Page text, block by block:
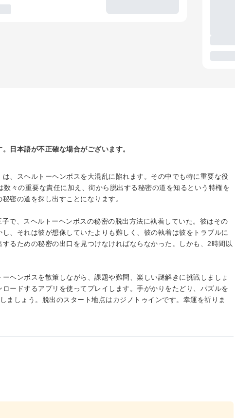
日本語が不正確な場合がございます。
、スヘルトーヘンボスを大混乱に陥れます。その中でも特に重要な役
々の重要な責任に加え、街から脱出する秘密の道を知るという特権を
密の道を探し出すことになります。
で、スヘルトーヘンボスの秘密の脱出方法に執着していた。彼はその
、それは彼が想像していたよりも難しく、彼の執着は彼をトラブルに
るための秘密の出口を見つけなければならなかった。しかも、2時間以
ヘンボスを散策しながら、課題や難問、楽しい謎解きに挑戦しましょ
ードするアプリを使ってプレイします。手がかりをたどり、パズルを
ましょう。脱出のスタート地点はカジノトゥインです。幸運を祈りま